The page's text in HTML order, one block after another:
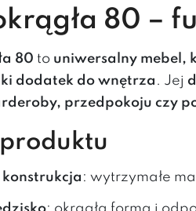
80 –
80 to uniwersalny mebel,
dodatek do wnętrza . Jej
przedpokoju czy
: wytrzymałe